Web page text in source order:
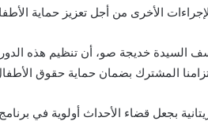
الأخرى من أجل تعزيز حماية
السيدة خديجة صو، أن تنظيم هذه الدورة
المشترك بضمان حماية حقوق
بجعل قضاء الأحداث أولوية في